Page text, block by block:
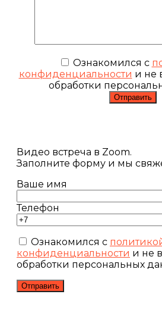
Ознакомился с
конфиденциальности и не
обработки
Видео встреча в Zoom.
Заполните форму и мы
Ваше имя
Телефон
Ознакомился с
конфиденциальности и не
обработки персональных